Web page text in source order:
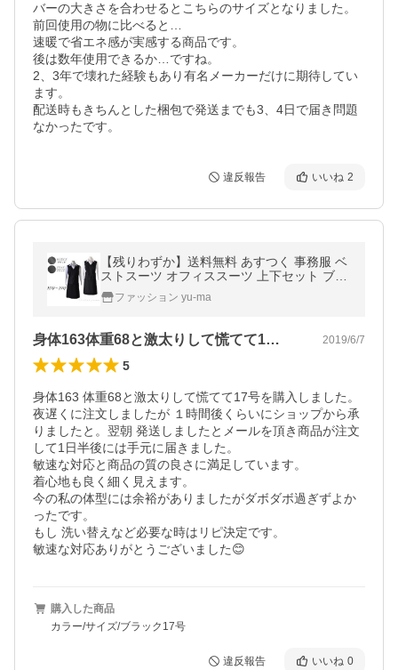
バーの大きさを合わせるとこちらのサイズとなりました。
前回使用の物に比べると…
速暖で省エネ感が実感する商品です。
後は数年使用できるか…ですね。
2、3年で壊れた経験もあり有名メーカーだけに期待してい
ます。
配送時もきちんとした梱包で発送までも3、4日で届き問題
なかったです。
違反報告 いいね 2
【残りわずか】送料無料 あすつく 事務服 ベ
ストスーツ オフィススーツ 上下セット ブラ
ック ストライプ 15号/17号/19号 大きいサイ
ズファッション yu-ma
身体163体重68と激太りして慌てて1… 2019/6/7
5
身体163 体重68と激太りして慌てて17号を購入しました。
夜遅くに注文しましたが １時間後くらいにショップから承
りましたと。翌朝 発送しましたとメールを頂き商品が注文
して1日半後には手元に届きました。
敏速な対応と商品の質の良さに満足しています。
着心地も良く細く見えます。
今の私の体型には余裕がありましたがダボダボ過ぎずよか
ったです。
もし 洗い替えなど必要な時はリピ決定です。
敏速な対応ありがとうございました😊
購入した商品
カラー/サイズ/ブラック17号
違反報告 いいね 0